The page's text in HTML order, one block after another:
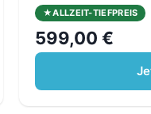
ALLZEIT-TIEFPREIS
599,00 €